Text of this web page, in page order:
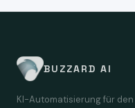
BUZZARD AI
KI-Automatisierung für